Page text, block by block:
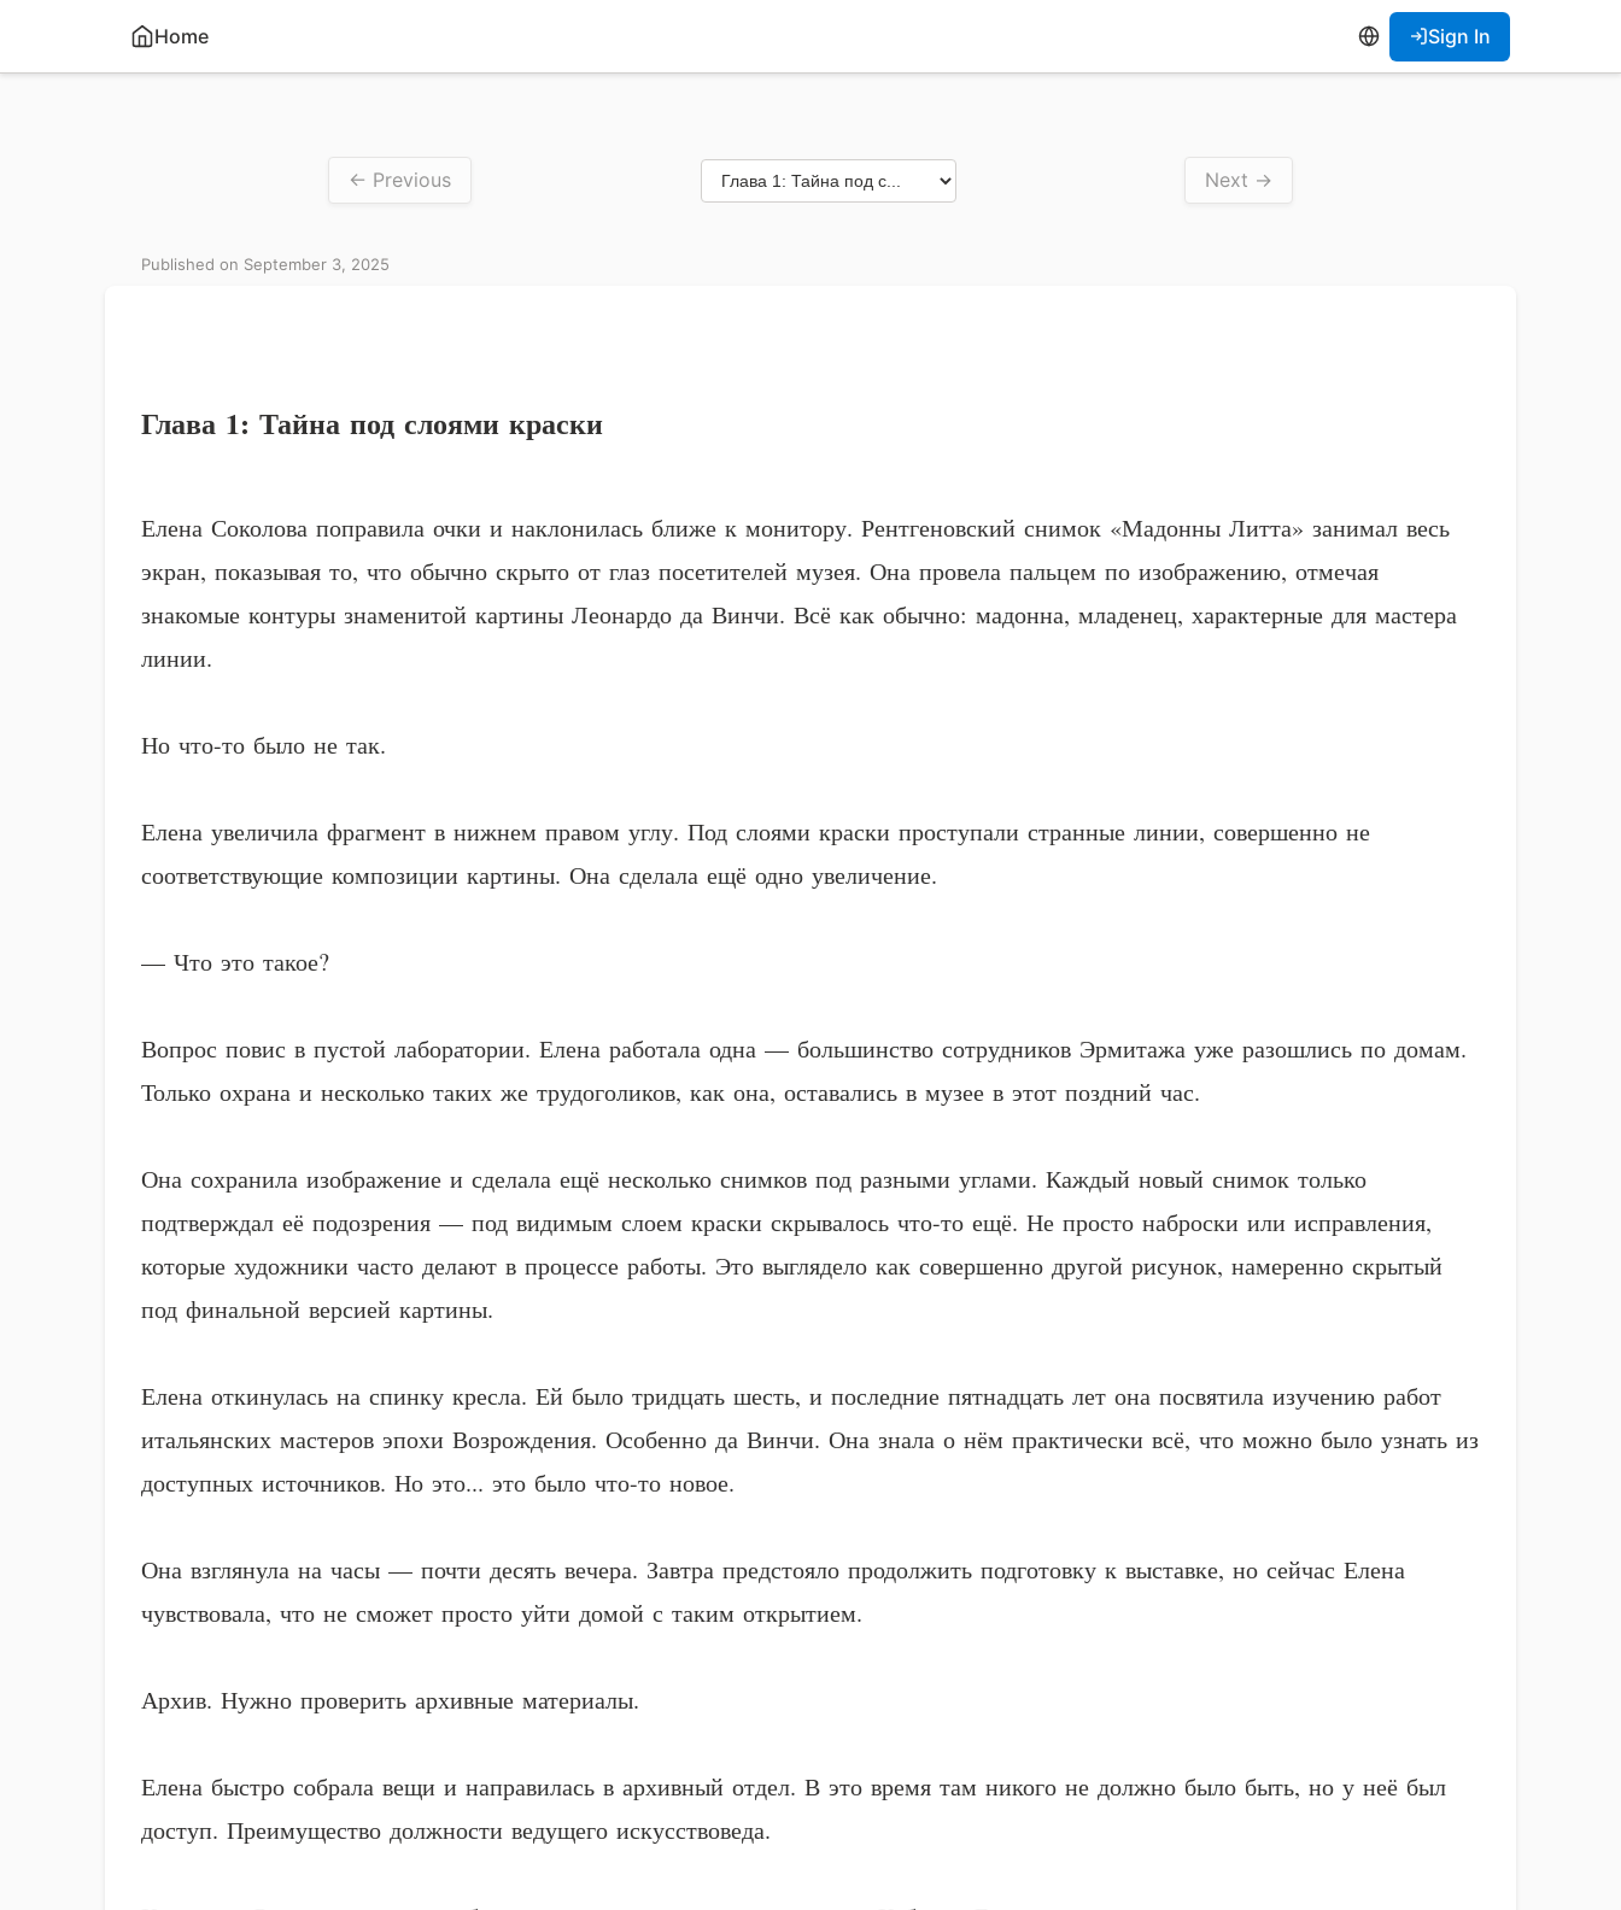
Home Sign In
← Previous Next →
Published on September 3, 2025
Глава 1: Тайна под слоями краски
Елена Соколова поправила очки и наклонилась ближе к монитору. Рентгеновский снимок «Мадонны Литта» занимал весь
экран, показывая то, что обычно скрыто от глаз посетителей музея. Она провела пальцем по изображению, отмечая
знакомые контуры знаменитой картины Леонардо да Винчи. Всё как обычно: мадонна, младенец, характерные для мастера
линии.
Но что-то было не так.
Елена увеличила фрагмент в нижнем правом углу. Под слоями краски проступали странные линии, совершенно не
соответствующие композиции картины. Она сделала ещё одно увеличение.
— Что это такое?
Вопрос повис в пустой лаборатории. Елена работала одна — большинство сотрудников Эрмитажа уже разошлись по домам.
Только охрана и несколько таких же трудоголиков, как она, оставались в музее в этот поздний час.
Она сохранила изображение и сделала ещё несколько снимков под разными углами. Каждый новый снимок только
подтверждал её подозрения — под видимым слоем краски скрывалось что-то ещё. Не просто наброски или исправления,
которые художники часто делают в процессе работы. Это выглядело как совершенно другой рисунок, намеренно скрытый
под финальной версией картины.
Елена откинулась на спинку кресла. Ей было тридцать шесть, и последние пятнадцать лет она посвятила изучению работ
итальянских мастеров эпохи Возрождения. Особенно да Винчи. Она знала о нём практически всё, что можно было узнать из
доступных источников. Но это... это было что-то новое.
Она взглянула на часы — почти десять вечера. Завтра предстояло продолжить подготовку к выставке, но сейчас Елена
чувствовала, что не сможет просто уйти домой с таким открытием.
Архив. Нужно проверить архивные материалы.
Елена быстро собрала вещи и направилась в архивный отдел. В это время там никого не должно было быть, но у неё был
доступ. Преимущество должности ведущего искусствоведа.